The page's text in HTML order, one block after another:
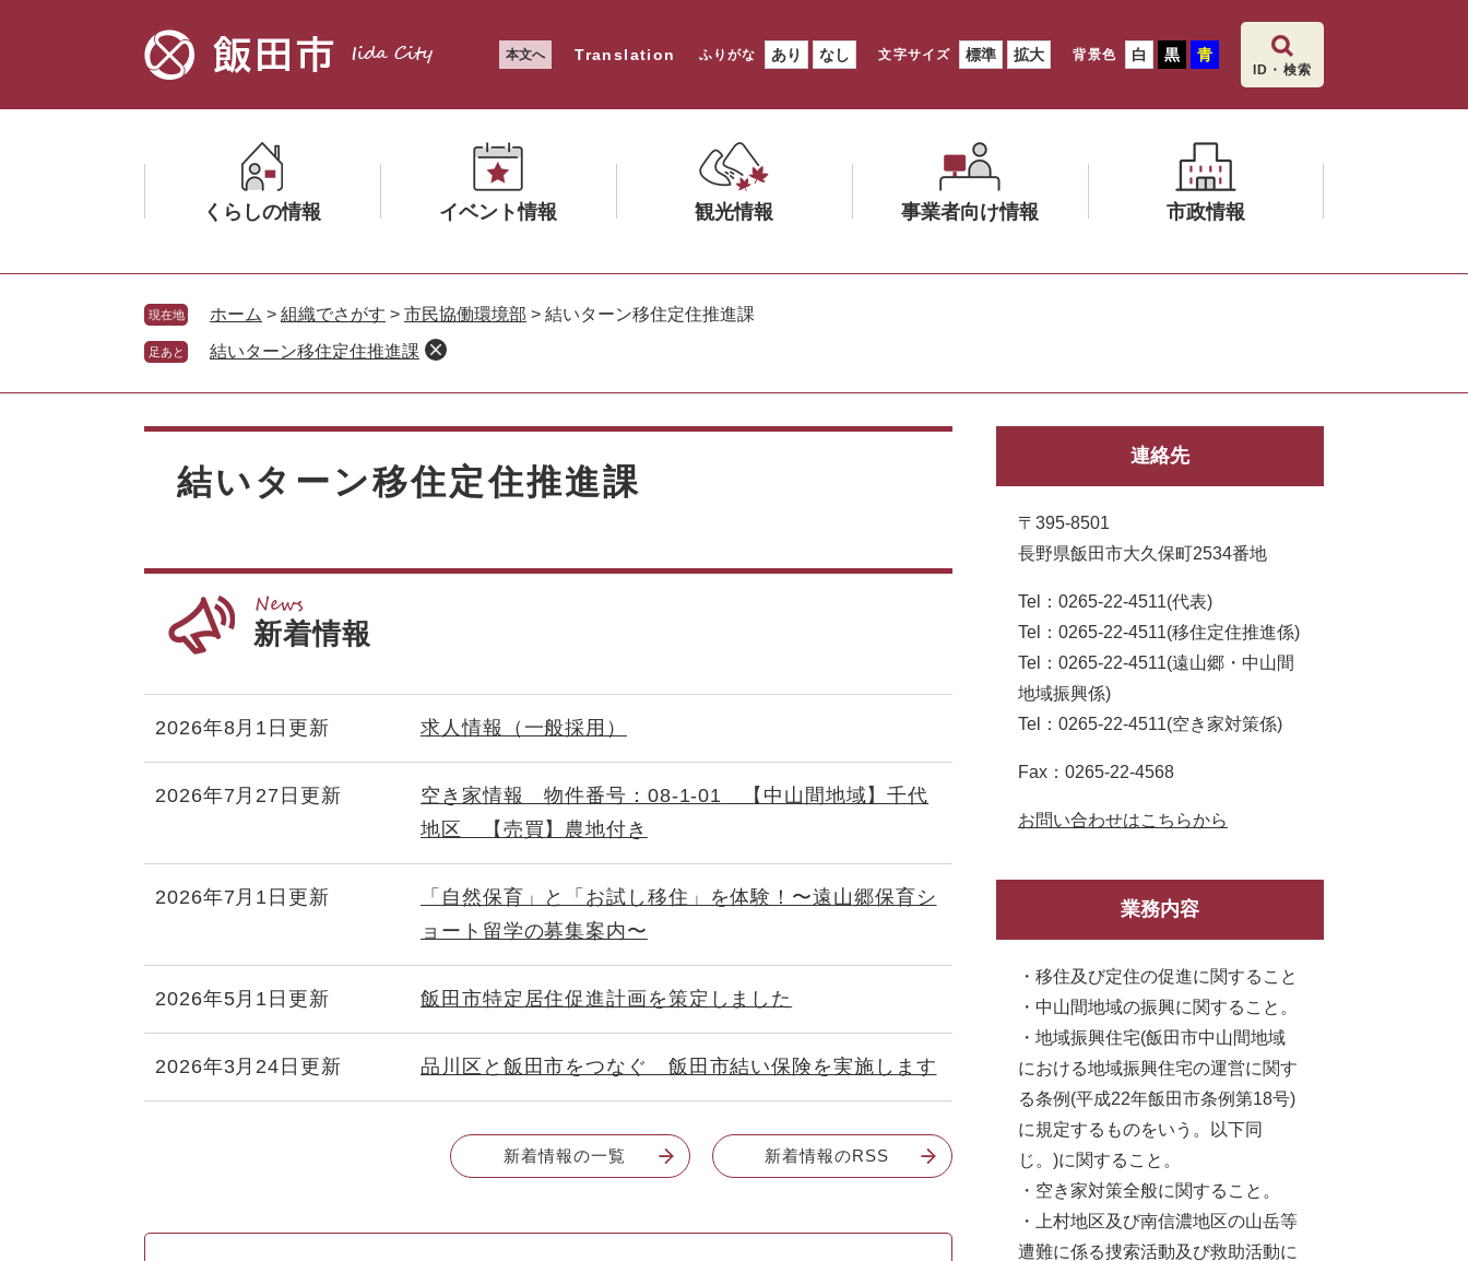
文
本文へ Translation ふりがな あり なし 文字サイズ 標準 拡大 背景色 白 黒 青
ID・検索
くらしの情報
ニ
ュ
ー
を
イベント情報
ニ
ー
を
く
観光情報
ニ
を
く
事業者向け情報
を
市政情報
を
現在地 ホーム > 組織でさがす > 市民協働環境部 > 結いターン移住定住推進課
足あと 結いターン移住定住推進課
結いターン移住定住推進課
新着情報
2026年8月1日更新 求人情報（一般採用）
2026年7月27日更新
空き家情報 物件番号：08-1-01 【中山間地域】千代
地区 【売買】農地付き
2026年7月1日更新
「自然保育」と「お試し移住」を体験！〜遠山郷保育シ
ョート留学の募集案内〜
2026年5月1日更新 飯田市特定居住促進計画を策定しました
2026年3月24日更新 品川区と飯田市をつなぐ 飯田市結い保険を実施します
新着情報の一覧 新着情報のRSS
連絡先
〒395-8501
長野県飯田市大久保町2534番地
Tel：0265-22-4511 代表
Tel：0265-22-4511 移住定住推進係
Tel：0265-22-4511 遠山郷・中山間
地域振興係
Tel：0265-22-4511 空き家対策係
Fax：0265-22-4568
お問い合わせはこちらから
業務内容
・移住及び定住の促進に関すること
・中山間地域の振興に関すること。
・地域振興住宅(飯田市中山間地域
における地域振興住宅の運営に関す
る条例(平成22年飯田市条例第18号)
に規定するものをいう。以下同
じ。)に関すること。
・空き家対策全般に関すること。
・上村地区及び南信濃地区の山岳等
遭難に係る捜索活動及び救助活動に